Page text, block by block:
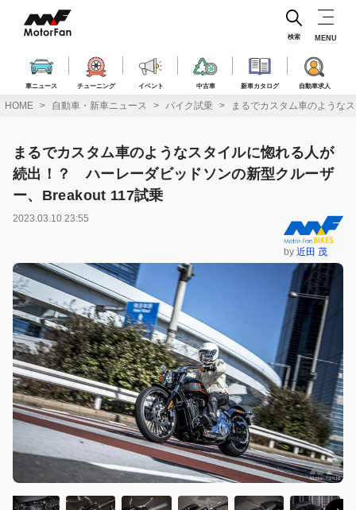
ス
車ニュース チューニング イベント 中古車 新車カタログ 自動車求人
検索 MENU
HOME 自動車・新車ニュース バイク試乗 まるでカスタム車のような
まるでカスタム車のようなスタイルに惚れる人が
続出！？ ハーレーダビッドソンの新型クルーザ
ー、Breakout 117試乗
2023.03.10 23:55
by近田 茂